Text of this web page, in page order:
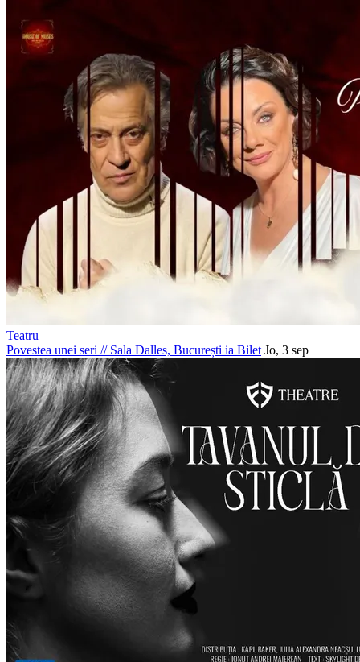
Teatru
Povestea unei seri //Sala Dalles, București ia Bilet Jo, 3 sep